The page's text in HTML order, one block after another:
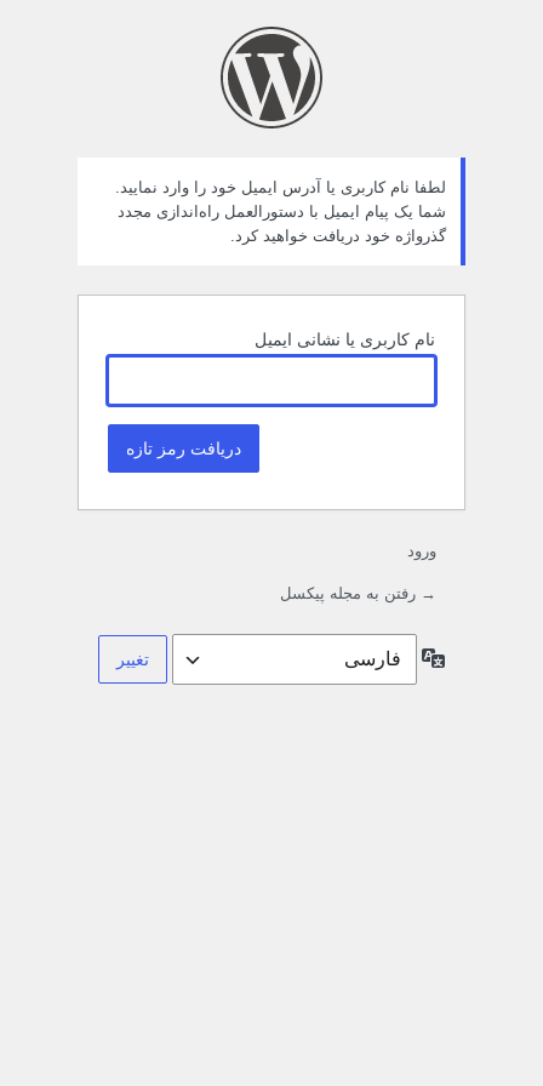
لطفا نام کاربری یا آدرس ایمیل خود را وارد نمایید.
شما یک پیام ایمیل با دستورالعمل راه‌اندازی مجدد
گذرواژه خود دریافت خواهید کرد.
نام کاربری یا نشانی ایمیل
ورود
→ رفتن به مجله پیکسل
زبان